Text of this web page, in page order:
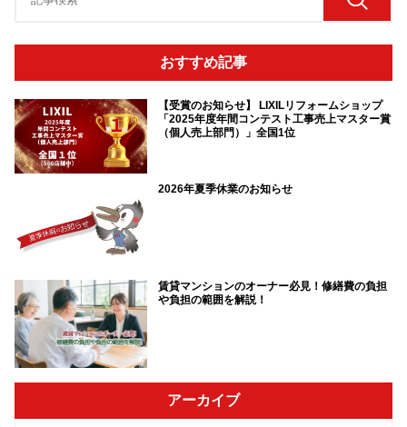
おすすめ記事
【受賞のお知らせ】 LIXILリフォームショップ
「2025年度年間コンテスト工事売上マスター賞
（個人売上部門）」全国1位
2026年夏季休業のお知らせ
賃貸マンションのオーナー必見！修繕費の負担
や負担の範囲を解説！
アーカイブ